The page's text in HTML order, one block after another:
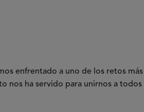
enfrentado a uno de los retos más
nos ha servido para unirnos a todos